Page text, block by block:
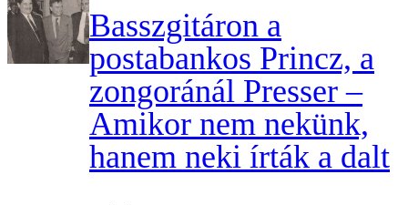
Basszgitáron a
postabankos Princz, a
zongoránál Presser –
Amikor nem nekünk,
hanem neki írták a dalt